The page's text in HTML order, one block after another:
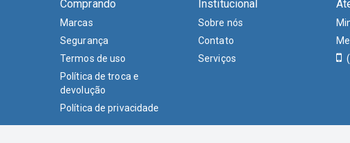
Comprando
Marcas
Segurança
Termos de uso
Política de troca e
devolução
Política de privacidade
Institucional
Sobre nós
Contato
Serviços